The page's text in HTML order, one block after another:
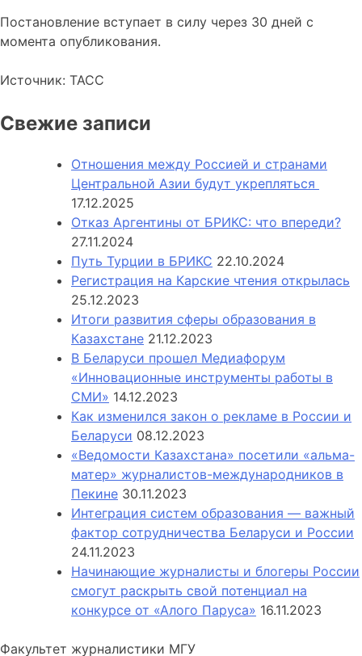
Постановление вступает в силу через 30 дней с
момента опубликования.
Источник: ТАСС
Свежие записи
Отношения между Россией и странами
Центральной Азии будут укрепляться
17.12.2025
Отказ Аргентины от БРИКС: что впереди?
27.11.2024
Путь Турции в БРИКС 22.10.2024
Регистрация на Карские чтения открылась
25.12.2023
Итоги развития сферы образования в
Казахстане 21.12.2023
В Беларуси прошел Медиафорум
«Инновационные инструменты работы в
СМИ» 14.12.2023
Как изменился закон о рекламе в России и
Беларуси 08.12.2023
«Ведомости Казахстана» посетили «альма-
матер» журналистов-международников в
Пекине 30.11.2023
Интеграция систем образования — важный
фактор сотрудничества Беларуси и России
24.11.2023
Начинающие журналисты и блогеры России
смогут раскрыть свой потенциал на
конкурсе от «Алого Паруса» 16.11.2023
Факультет журналистики МГУ